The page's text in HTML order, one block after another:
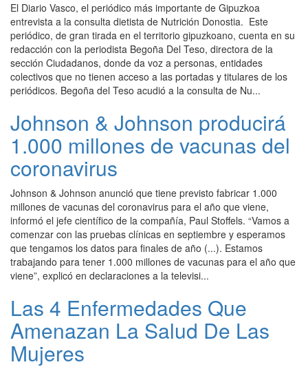
El Diario Vasco, el periódico más importante de Gipuzkoa
entrevista a la consulta dietista de Nutrición Donostia. Este
periódico, de gran tirada en el territorio gipuzkoano, cuenta en su
redacción con la periodista Begoña Del Teso, directora de la
sección Ciudadanos, donde da voz a personas, entidades
colectivos que no tienen acceso a las portadas y titulares de los
periódicos. Begoña del Teso acudió a la consulta de Nu...
Johnson & Johnson producirá
1.000 millones de vacunas del
coronavirus
Johnson & Johnson anunció que tiene previsto fabricar 1.000
millones de vacunas del coronavirus para el año que viene,
informó el jefe científico de la compañía, Paul Stoffels. “Vamos a
comenzar con las pruebas clínicas en septiembre y esperamos
que tengamos los datos para finales de año (...). Estamos
trabajando para tener 1.000 millones de vacunas para el año que
viene”, explicó en declaraciones a la televisi...
Las 4 Enfermedades Que
Amenazan La Salud De Las
Mujeres